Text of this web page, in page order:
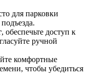
для парковки
, обеспечьте доступ к
ручной
комфортные
чтобы убедиться